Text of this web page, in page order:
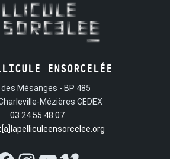
ENSORCELÉE
des Mésanges - BP 485
Mézières CEDEX
03 24 55 48 07
[a] lapelliculeensorcelee.org